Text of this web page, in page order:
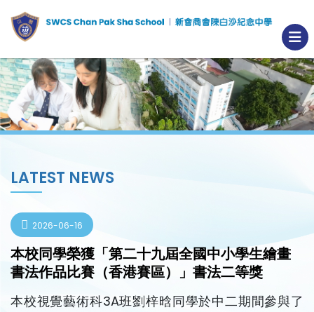
LATEST NEWS
2026-06-16
本校同學榮獲「第二十九屆全國中小學生繪畫
書法作品比賽（香港賽區）」書法二等獎
本校視覺藝術科3A班劉梓晗同學於中二期間參與了